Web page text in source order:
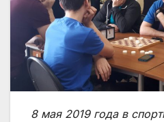
8 мая 2019 года в